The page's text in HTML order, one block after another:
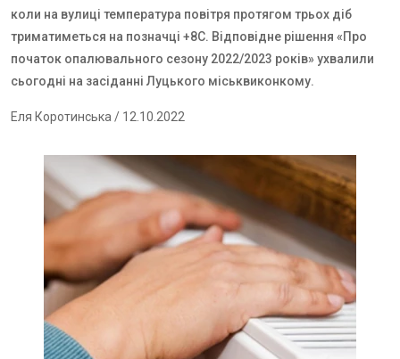
коли на вулиці температура повітря протягом трьох діб
триматиметься на позначці +8С. Відповідне рішення «П ро
початок опалювального сезону 2022/2023 років» ухвалили
сьогодні на засіданні Луцького міськвиконкому.
Еля Коротинська / 12.10.2022